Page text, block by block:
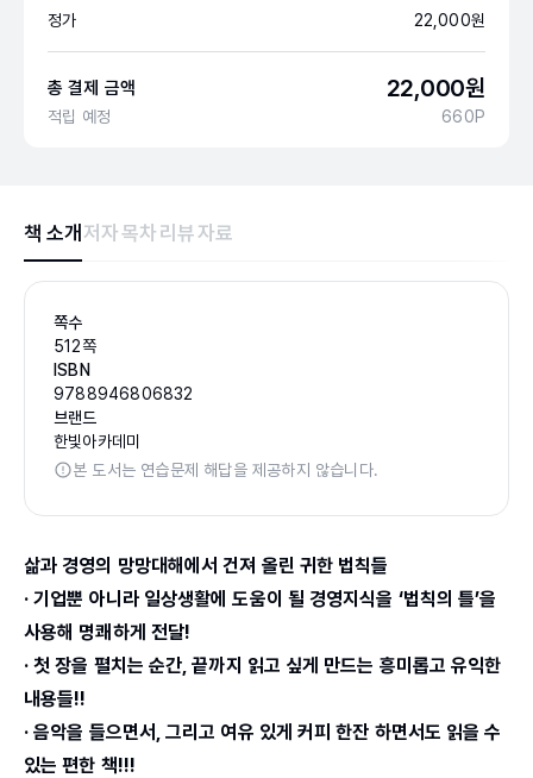
정가 22,000원
총 결제 금액 22,000원
적립 예정 660P
책 소개 저자목차 리뷰 자료
쪽수
512쪽
ISBN
9788946806832
브랜드
한빛아카데미
본 도서는 연습문제 해답을 제공하지 않습니다.
삶과 경영의 망망대해에서 건져 올린 귀한 법칙들
· 기업뿐 아니라 일상생활에 도움이 될 경영지식을 ‘법칙의 틀’을
사용해 명쾌하게 전달!
· 첫 장을 펼치는 순간, 끝까지 읽고 싶게 만드는 흥미롭고 유익한
내용들!!
· 음악을 들으면서, 그리고 여유 있게 커피 한잔 하면서도 읽을 수
있는 편한 책!!!